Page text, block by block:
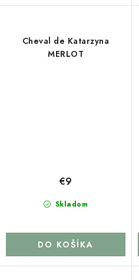
Cheval de Katarzyna
MERLOT
Skladom
€9
DO KOŠÍKA